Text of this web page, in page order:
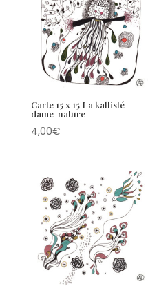
Carte 15 x 15 La kallisté –
dame-nature
4,00€